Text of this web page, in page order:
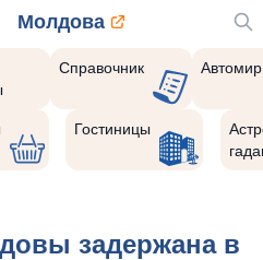
Молдова
Справочник Автомир
Гостиницы
задержана в